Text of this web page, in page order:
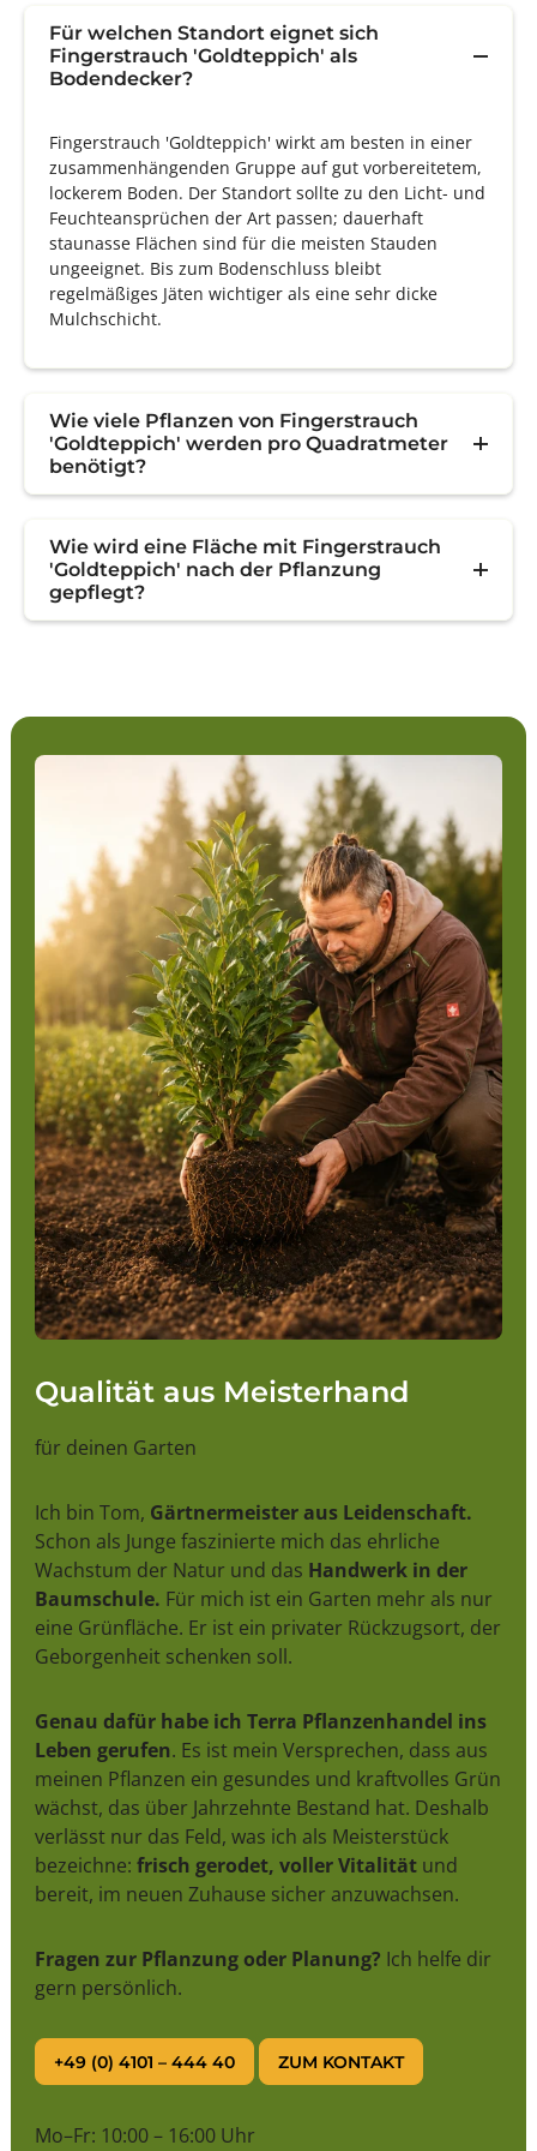
Für welchen Standort eignet sich
Fingerstrauch 'Goldteppich' als
Bodendecker?
Fingerstrauch 'Goldteppich' wirkt am besten in einer
zusammenhängenden Gruppe auf gut vorbereitetem,
lockerem Boden. Der Standort sollte zu den Licht- und
Feuchteansprüchen der Art passen; dauerhaft
staunasse Flächen sind für die meisten Stauden
ungeeignet. Bis zum Bodenschluss bleibt
regelmäßiges Jäten wichtiger als eine sehr dicke
Mulchschicht.
Wie viele Pflanzen von Fingerstrauch
'Goldteppich' werden pro Quadratmeter
benötigt?
Wie wird eine Fläche mit Fingerstrauch
'Goldteppich' nach der Pflanzung
gepflegt?
Qualität aus Meisterhand
für deinen Garten
Ich bin Tom, Gärtnermeister aus Leidenschaft.
Schon als Junge faszinierte mich das ehrliche
Wachstum der Natur und das Handwerk in der
Baumschule. Für mich ist ein Garten mehr als nur
eine Grünfläche. Er ist ein privater Rückzugsort, der
Geborgenheit schenken soll.
Genau dafür habe ich Terra Pflanzenhandel ins
Leben gerufen. Es ist mein Versprechen, dass aus
meinen Pflanzen ein gesundes und kraftvolles Grün
wächst, das über Jahrzehnte Bestand hat. Deshalb
verlässt nur das Feld, was ich als Meisterstück
bezeichne: frisch gerodet, voller Vitalitätund
bereit, im neuen Zuhause sicher anzuwachsen.
Fragen zur Pflanzung oder Planung? Ich helfe dir
gern persönlich.
+49 (0) 4101 – 444 40 ZUM KONTAKT
Mo–Fr: 10:00 – 16:00 Uhr